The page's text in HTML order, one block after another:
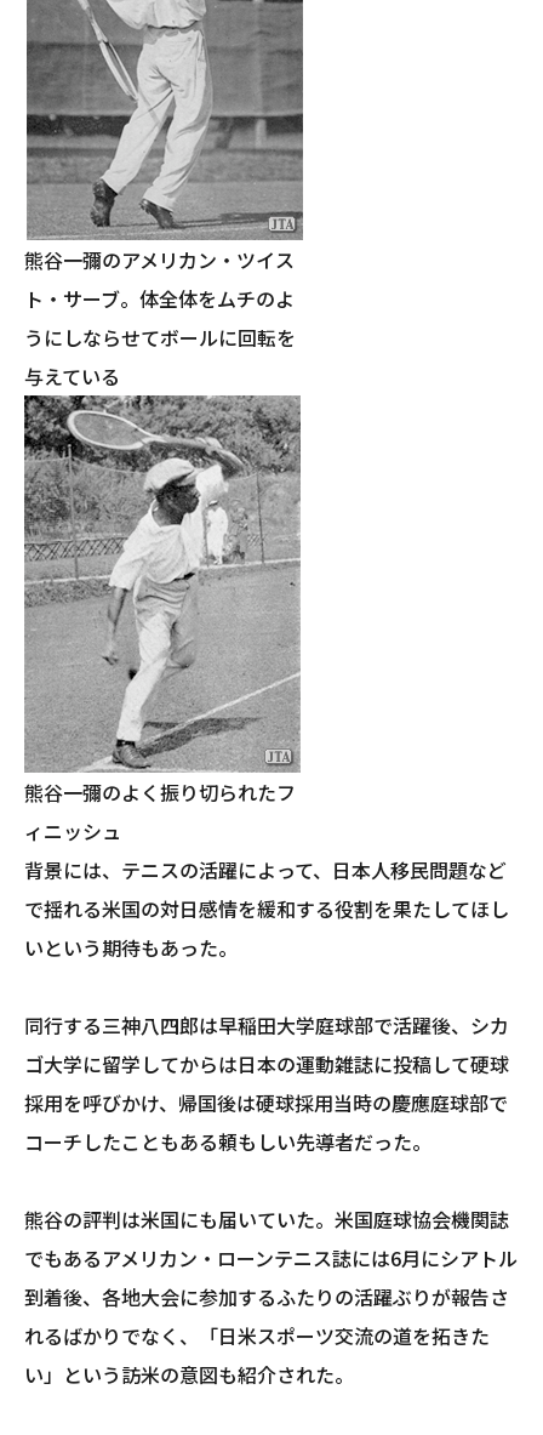
熊谷一彌のアメリカン・ツイス
ト・サーブ。体全体をムチのよ
うにしならせてボールに回転を
与えている
熊谷一彌のよく振り切られたフ
ィニッシュ
背景には、テニスの活躍によって、日本人移民問題など
で揺れる米国の対日感情を緩和する役割を果たしてほし
いという期待もあった。
同行する三神八四郎は早稲田大学庭球部で活躍後、シカ
ゴ大学に留学してからは日本の運動雑誌に投稿して硬球
採用を呼びかけ、帰国後は硬球採用当時の慶應庭球部で
コーチしたこともある頼もしい先導者だった。
熊谷の評判は米国にも届いていた。米国庭球協会機関誌
でもあるアメリカン・ローンテニス誌には6月にシアトル
到着後、各地大会に参加するふたりの活躍ぶりが報告さ
れるばかりでなく、「日米スポーツ交流の道を拓きた
い」という訪米の意図も紹介された。